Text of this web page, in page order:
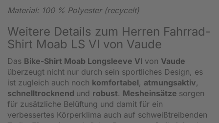
Material: 100 % Polyester (recycelt)
Weitere Details zum Herren Fahrrad-
Shirt Moab LS VI von Vaude
Das Bike-Shirt Moab Longsleeve VI von Vaude
überzeugt nicht nur durch sein sportliches Design, es
ist zugleich auch noch komfortabel, atmungsaktiv,
schnelltrocknend und robust. Mesheinsätze sorgen
für zusätzliche Belüftung und damit für ein
verbessertes Körperklima auch auf schweißtreibenden